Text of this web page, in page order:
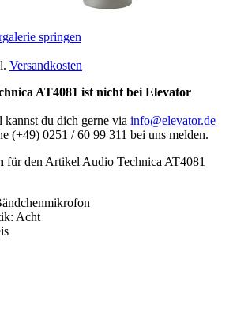
springen
Versandkosten
AT4081 ist nicht bei Elevator
du dich gerne via info@elevator.de
(+49) 0251 / 60 99 311 bei uns melden.
für den Artikel Audio Technica AT4081
Acht